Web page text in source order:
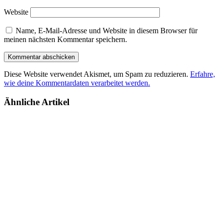
Website
Name, E-Mail-Adresse und Website in diesem Browser für
meinen nächsten Kommentar speichern.
Diese Website verwendet Akismet, um Spam zu reduzieren. Erfahre,
wie deine Kommentardaten verarbeitet werden.
Ähnliche Artikel